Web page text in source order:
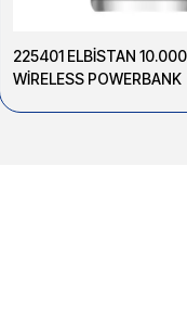
225401 ELBİSTAN
WİRELESS POWERBANK